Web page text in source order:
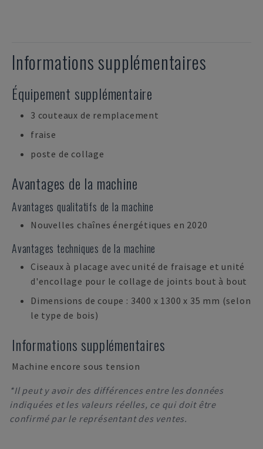
Informations supplémentaires
Équipement supplémentaire
3 couteaux de remplacement
fraise
poste de collage
Avantages de la machine
Avantages qualitatifs de la machine
Nouvelles chaînes énergétiques en 2020
Avantages techniques de la machine
Ciseaux à placage avec unité de fraisage et unité
d'encollage pour le collage de joints bout à bout
Dimensions de coupe : 3400 x 1300 x 35 mm (selon
le type de bois)
Informations supplémentaires
Machine encore sous tension
*Il peut y avoir des différences entre les données
indiquées et les valeurs réelles, ce qui doit être
confirmé par le représentant des ventes.